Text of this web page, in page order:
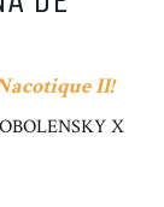
II!
X